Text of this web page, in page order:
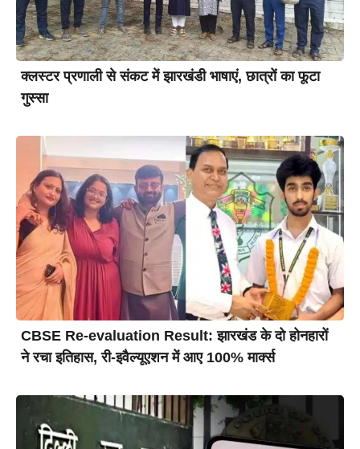
क्लस्टर प्रणाली से संकट में झारखंडी भाषाएं, छात्रों का फूटा
गुस्सा
CBSE Re-evaluation Result: झारखंड के दो होनहारों
ने रचा इतिहास, री-इवैल्यूएशन में आए 100% मार्क्स